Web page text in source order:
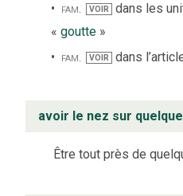
fam. VOIR
dans les
« goutte »
fam.
VOIR dans
avoir le nez sur
Être tout près de